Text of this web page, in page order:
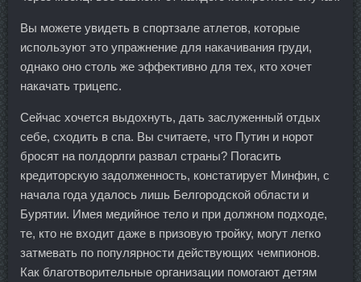
Вы можете увидеть в спортзале атлетов, которые
используют это упражнение для накачивания груди,
однако оно столь же эффективно для тех, кто хочет
накачать трицепс.
Сейчас хочется выдохнуть, дать заслуженный отдых
себе, сходить в спа. Вы считаете, что Путин и норот
бросят на полдорлги развал страны? Погасить
кредиторскую задолженность, констатирует Минфин, с
начала года удалось лишь Белгородской области и
Бурятии. Имея медийное тело и при должном подходе,
те, кто не входит даже в призовую тройку, могут легко
затмевать по популярности действующих чемпионов.
Как благотворительные организации помогают детям